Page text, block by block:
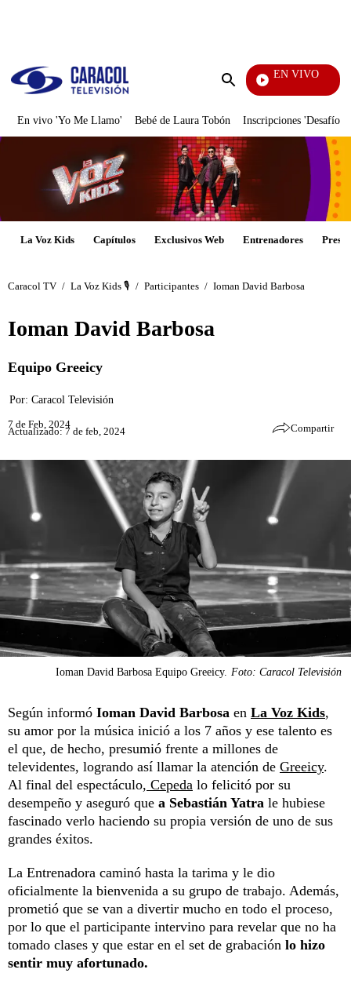
Enviar
EN VIVO
Día
En vivo 'Yo Me Llamo' Bebé de Laura Tobón Inscripciones 'Desafío'
La Voz Kids Capítulos Exclusivos Web Entrenadores
Caracol TV / La Voz Kids 🎙️ / Participantes / Ioman David Barbosa
Ioman David Barbosa
Equipo Greeicy
Por: Caracol Televisión
7 de Feb, 2024
Actualizado: 7 de feb, 2024 Compartir
Ioman David Barbosa Equipo Greeicy. Foto: Caracol Televisión
Según informó Ioman David Barbosa en La Voz Kids,
su amor por la música inició a los 7 años y ese talento es
el que, de hecho, presumió frente a millones de
televidentes, logrando así llamar la atención de Greeicy.
Al final del espectáculo, Cepeda lo felicitó por su
desempeño y aseguró que a Sebastián Yatra le hubiese
fascinado verlo haciendo su propia versión de uno de sus
grandes éxitos.
La Entrenadora caminó hasta la tarima y le dio
oficialmente la bienvenida a su grupo de trabajo. Además,
prometió que se van a divertir mucho en todo el proceso,
por lo que el participante intervino para revelar que no ha
tomado clases y que estar en el set de grabación lo hizo
sentir muy afortunado.